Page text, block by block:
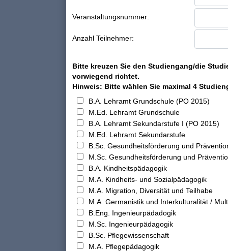
Veranstaltungsnummer:
Anzahl Teilnehmer:
Bitte kreuzen Sie den Studiengang/die
vorwiegend richtet.
Hinweis: Bitte wählen Sie maximal 4
B.A. Lehramt Grundschule (PO 2015)
M.Ed. Lehramt Grundschule
B.A. Lehramt Sekundarstufe I (PO 2015)
M.Ed. Lehramt Sekundarstufe
B.Sc. Gesundheitsförderung und
M.Sc. Gesundheitsförderung und
B.A. Kindheitspädagogik
M.A. Kindheits- und Sozialpädagogik
M.A. Migration, Diversität und Teilhabe
M.A. Germanistik und Interkulturalität /
B.Eng. Ingenieurpädadogik
M.Sc. Ingenieurpädagogik
B.Sc. Pflegewissenschaft
M.A. Pflegepädagogik